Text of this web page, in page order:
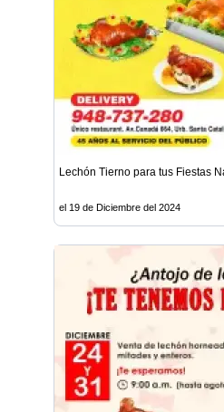
Lechón Tierno para tus Fiestas
el 19 de Diciembre del 2024